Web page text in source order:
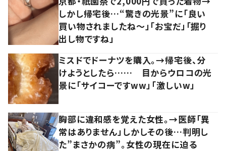
しかし帰宅後…“驚きの光景”に「良い
買い物されましたね～」「お宝だ」「掘り
出し物ですね」
ミスドでドーナツを購入。→帰宅後、分
けようとしたら…… 目からウロコの光
景に「サイコーですww」「激しいw」
胸部に違和感を覚えた女性。→医師「異
常はありません」しかしその後…判明し
た”まさかの病”。女性の現在に迫る